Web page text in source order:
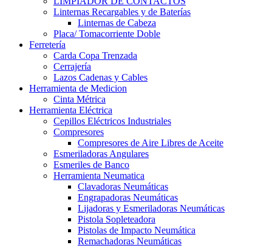
Linternas Recargables y de Baterías
Linternas de Cabeza
Placa/ Tomacorriente Doble
Ferretería
Carda Copa Trenzada
Cerrajería
Lazos Cadenas y Cables
Herramienta de Medicion
Cinta Métrica
Herramienta Eléctrica
Cepillos Eléctricos Industriales
Compresores
Compresores de Aire Libres de Aceite
Esmeriladoras Angulares
Esmeriles de Banco
Herramienta Neumatica
Clavadoras Neumáticas
Engrapadoras Neumáticas
Lijadoras y Esmeriladoras Neumáticas
Pistola Sopleteadora
Pistolas de Impacto Neumática
Remachadoras Neumáticas